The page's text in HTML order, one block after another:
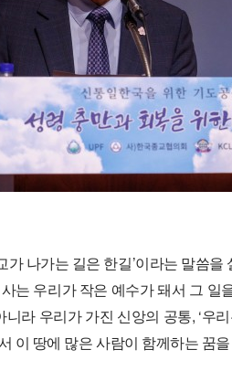
가 나가는 길은 한길’이라는 말씀
는 우리가 작은 예수가 돼서 그 일
니라 우리가 가진 신앙의 공통, ‘우
이 땅에 많은 사람이 함께하는 꿈